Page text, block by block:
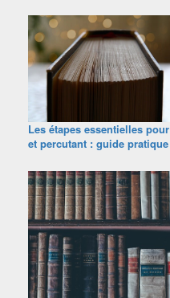
Les étapes essentielles
et percutant : guide